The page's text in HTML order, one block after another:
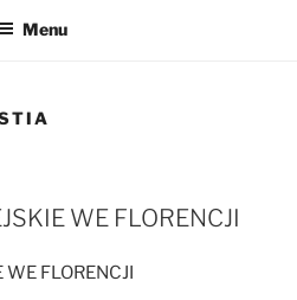
Menu
WE FLORENCJI
FLORENCJI